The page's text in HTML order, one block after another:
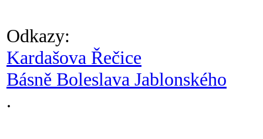
Odkazy:
Kardašova Řečice
Básně Boleslava Jablonského
.